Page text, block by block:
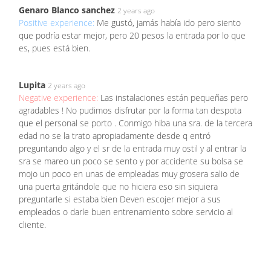
Genaro Blanco sanchez 2 years ago
Positive experience: Me gustó, jamás había ido pero siento
que podría estar mejor, pero 20 pesos la entrada por lo que
es, pues está bien.
Lupita 2 years ago
Negative experience: Las instalaciones están pequeñas pero
agradables ! No pudimos disfrutar por la forma tan despota
que el personal se porto . Conmigo hiba una sra. de la tercera
edad no se la trato apropiadamente desde q entró
preguntando algo y el sr de la entrada muy ostil y al entrar la
sra se mareo un poco se sento y por accidente su bolsa se
mojo un poco en unas de empleadas muy grosera salio de
una puerta gritándole que no hiciera eso sin siquiera
preguntarle si estaba bien Deven escojer mejor a sus
empleados o darle buen entrenamiento sobre servicio al
cliente.